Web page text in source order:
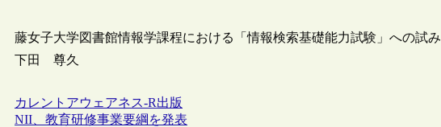
藤女子大学図書館情報学課程における「情報検索基礎能力試験」への試み
下田 尊久
カレントアウェアネス-R出版
NII、教育研修事業要綱を発表